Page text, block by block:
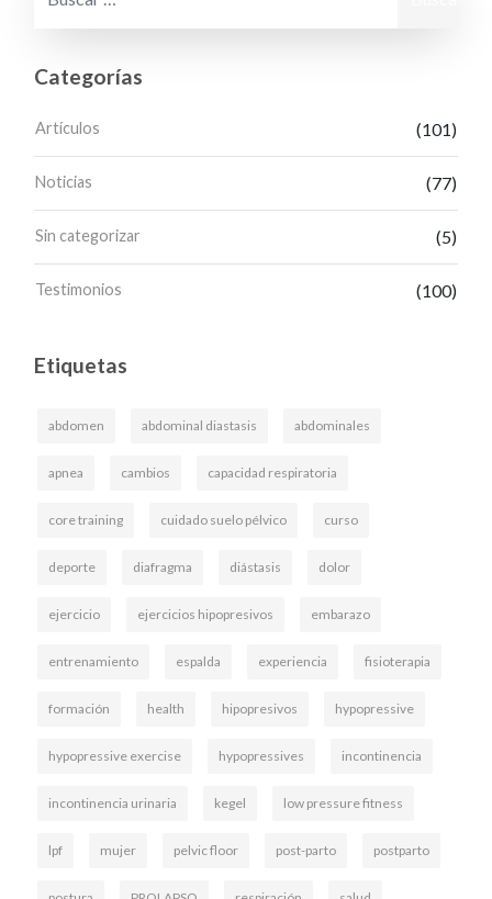
Categorías
Artículos (101)
Noticias (77)
Sin categorizar (5)
Testimonios (100)
Etiquetas
abdomen abdominal diastasis abdominales
apnea cambios capacidad respiratoria
core training cuidado suelo pélvico curso
deporte diafragma diástasis dolor
ejercicio ejercicios hipopresivos embarazo
entrenamiento espalda experiencia fisioterapia
formación health hipopresivos hypopressive
hypopressive exercise hypopressives incontinencia
incontinencia urinaria kegel low pressure fitness
lpf mujer pelvic floor post-parto postparto